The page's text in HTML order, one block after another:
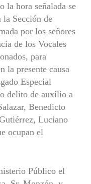
la hora señalada se
la Sección de
por los señores
de los Vocales
para
la presente causa
Especial
delito de auxilio a
Benedicto
Luciano
ocupan el
Público el